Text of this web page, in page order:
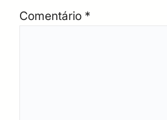
Comentário *